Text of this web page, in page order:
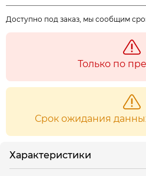
Доступно под заказ, мы сообщим
Только по
Срок ожидания
Характеристики